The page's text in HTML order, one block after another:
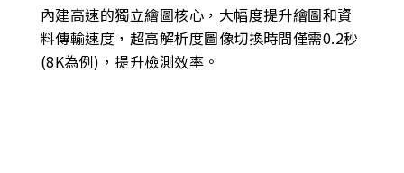
內建高速的獨立繪圖核心，大幅度提升繪圖和資
料傳輸速度，超高解析度圖像切換時間僅需0.2秒
(8K為例)，提升檢測效率。